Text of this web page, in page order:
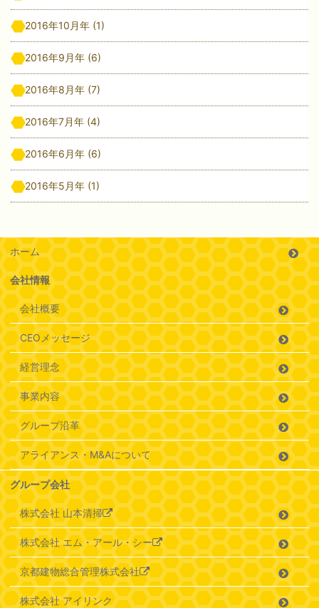
2016年10月年 (1)
2016年9月年 (6)
2016年8月年 (7)
2016年7月年 (4)
2016年6月年 (6)
2016年5月年 (1)
ホーム
会社情報
会社概要
CEOメッセージ
経営理念
事業内容
グループ沿革
アライアンス・M&Aについて
グループ会社
株式会社 山本清掃
株式会社 エム・アール・シー
京都建物総合管理株式会社
株式会社 アイリンク